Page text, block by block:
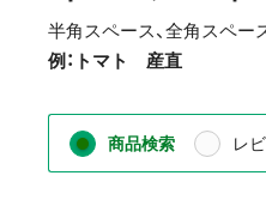
半角スペース、全角スペー
例：トマト 産直
商品検索 レ